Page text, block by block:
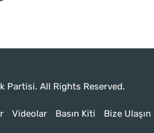
Partisi. All Rights Reserved.
Videolar Basın Kiti Bize Ulaşın